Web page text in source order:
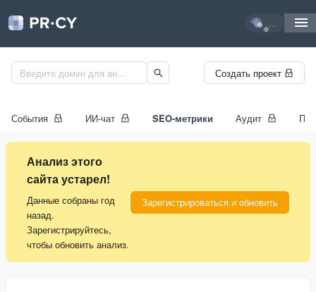
...
Создать проект
События ИИ-чат SEO-метрики Аудит
Анализ этого
сайта устарел!
Данные собраны год
назад.
Зарегистрируйтесь,
чтобы обновить анализ.
Зарегистрироваться и обновить